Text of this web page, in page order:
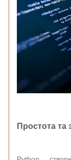
Простота та